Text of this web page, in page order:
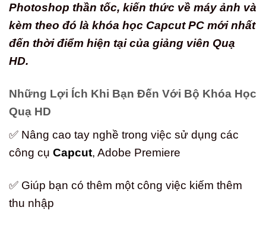
Photoshop thần tốc, kiến thức về máy ảnh và
kèm theo đó là khóa học Capcut PC mới nhất
đến thời điểm hiện tại của giảng viên Quạ
HD.
Những Lợi Ích Khi Bạn Đến Với Bộ Khóa Học
Quạ HD
✅ Nâng cao tay nghề trong việc sử dụng các
công cụ Capcut, Adobe Premiere
✅ Giúp bạn có thêm một công việc kiếm thêm
thu nhập